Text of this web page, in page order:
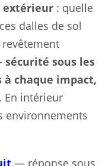
extérieur : quelle
dalles de sol
sécurité sous les
à chaque impact,
. En intérieur
environnements
— réponse sous